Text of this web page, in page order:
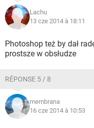
Lachu
13 cze 2014 à 18:11
Photoshop też by dał
prostsze w obsłudze
RÉPONSE 5 / 8
membrana
16 cze 2014 à 10:53